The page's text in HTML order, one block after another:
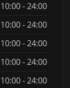
10:00 - 24:00
10:00 - 24:00
10:00 - 24:00
10:00 - 24:00
10:00 - 24:00